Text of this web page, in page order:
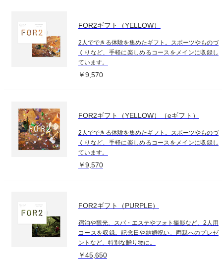
FOR2ギフト（YELLOW）
2人でできる体験を集めたギフト。スポーツやものづ
くりなど、手軽に楽しめるコースをメインに収録し
ています。
￥9,570
FOR2ギフト（YELLOW）（eギフト）
2人でできる体験を集めたギフト。スポーツやものづ
くりなど、手軽に楽しめるコースをメインに収録し
ています。
￥9,570
FOR2ギフト（PURPLE）
宿泊や観光、スパ・エステやフォト撮影など、2人用
コースを収録。記念日や結婚祝い、両親へのプレゼ
ントなど、特別な贈り物に。
￥45,650